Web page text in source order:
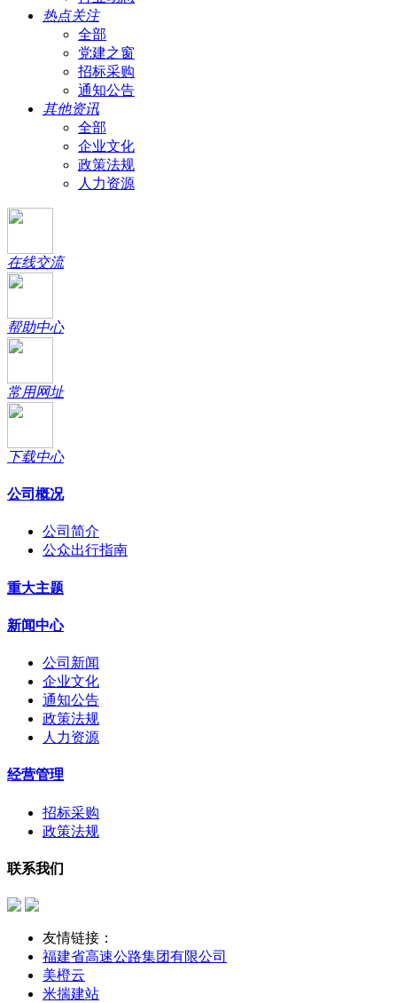
热点关注
全部
党建之窗
招标采购
通知公告
其他资讯
全部
企业文化
政策法规
人力资源
在线交流
帮助中心
常用网址
下载中心
公司概况
公司简介
公众出行指南
重大主题
新闻中心
公司新闻
企业文化
通知公告
政策法规
人力资源
经营管理
招标采购
政策法规
联系我们
友情链接：
福建省高速公路集团有限公司
美橙云
米揣建站